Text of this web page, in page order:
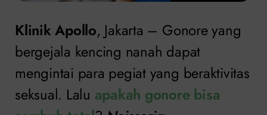
Klinik Apollo, Jakarta – Gonore yang
bergejala kencing nanah dapat
mengintai para pegiat yang beraktivitas
seksual. Lalu apakah gonore bisa